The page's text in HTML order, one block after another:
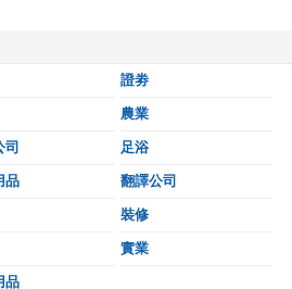
證劵
農業
司 足浴
品 翻譯公司
裝修
實業
品